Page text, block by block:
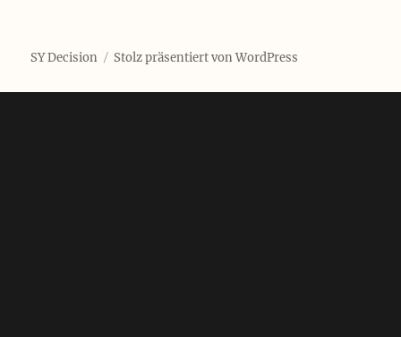
SY Decision Stolz präsentiert von WordPress